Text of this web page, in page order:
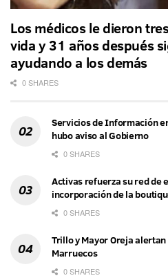
Los médicos le dieron
vida y 31 años después
ayudando a los demás
0 SHARES
Servicios de Información
hubo aviso al Gobierno
0 SHARES
Activas refuerza su red de
incorporación de la
0 SHARES
Trillo y Mayor Oreja
Marruecos
0 SHARES